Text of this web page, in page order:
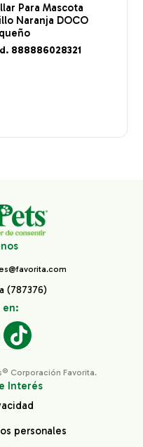
Para Mascota
Naranja DOCO
888886028321
(787376)
en:
Corporación Favorita.
Interés
personales